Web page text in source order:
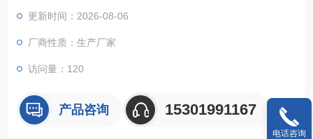
测量。
更新时间：2026-08-06
厂商性质：生产厂家
访问量：120
产品咨询 15301991167
电话咨询